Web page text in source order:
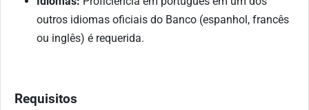
outros idiomas oficiais do Banco (espanhol, francês
ou inglês) é requerida.
Requisitos